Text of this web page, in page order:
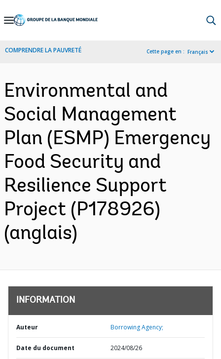
Skip
Navigation
COMPRENDRE LA PAUVRETÉ Cette page en : Français
Environmental and
Social Management
Plan (ESMP) Emergency
Food Security and
Resilience Support
Project (P178926)
(anglais)
INFORMATION
Auteur Borrowing Agency;
Date du document 2024/08/26